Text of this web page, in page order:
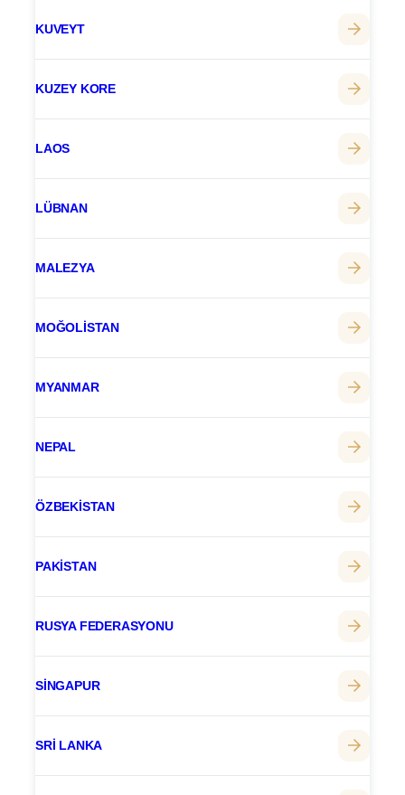
KUVEYT
KUZEY KORE
LAOS
LÜBNAN
MALEZYA
MOĞOLISTAN
MYANMAR
NEPAL
ÖZBEKISTAN
PAKISTAN
RUSYA FEDERASYONU
SINGAPUR
SRI LANKA